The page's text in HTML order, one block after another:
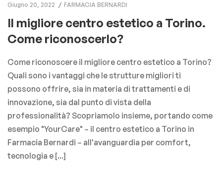
Giugno 20, 2022 FARMACIA BERNARDI
Il migliore centro estetico a Torino.
Come riconoscerlo?
Come riconoscere il migliore centro estetico a Torino?
Quali sono i vantaggi che le strutture migliori ti
possono offrire, sia in materia di trattamenti e di
innovazione, sia dal punto di vista della
professionalità? Scopriamolo insieme, portando come
esempio "YourCare" – il centro estetico a Torino in
Farmacia Bernardi – all'avanguardia per comfort,
tecnologia e [...]